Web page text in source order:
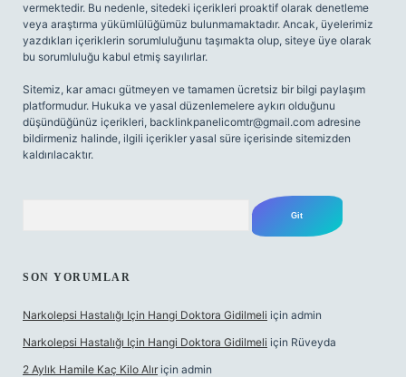
vermektedir. Bu nedenle, sitedeki içerikleri proaktif olarak denetleme
veya araştırma yükümlülüğümüz bulunmamaktadır. Ancak, üyelerimiz
yazdıkları içeriklerin sorumluluğunu taşımakta olup, siteye üye olarak
bu sorumluluğu kabul etmiş sayılırlar.
Sitemiz, kar amacı gütmeyen ve tamamen ücretsiz bir bilgi paylaşım
platformudur. Hukuka ve yasal düzenlemelere aykırı olduğunu
düşündüğünüz içerikleri, backlinkpanelicomtr@gmail.com adresine
bildirmeniz halinde, ilgili içerikler yasal süre içerisinde sitemizden
kaldırılacaktır.
SON YORUMLAR
Narkolepsi Hastalığı Için Hangi Doktora Gidilmeli için admin
Narkolepsi Hastalığı Için Hangi Doktora Gidilmeli için Rüveyda
2 Aylık Hamile Kaç Kilo Alır için admin